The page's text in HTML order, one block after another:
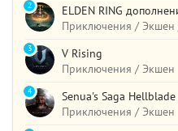
ELDEN RING
Приключения / Экшен
2
V Rising
Приключения / Экшен
3
Senua's Saga Hellblade
Приключения / Экшен
4